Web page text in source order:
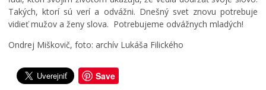
Takých, ktorí sú verí a odvážni. Dnešný svet znovu potrebuje
vidieť mužov a ženy slova. Potrebujeme odvážnych mladých!
Ondrej Miškovič, foto: archív Lukáša Filického
Save
d
o
k
0
.
0
i
c
u
0
.
0
r
k
u
0
.
0